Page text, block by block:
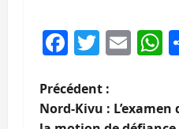
N
Précédent :
Nord-Kivu : L’examen